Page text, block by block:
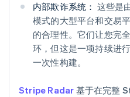
内部欺诈系统： 这些是
模式的大型平台和交易
的合理性。它们让您完
环，但这是一项持续进
一次性构建。
Stripe Radar 基于在完整